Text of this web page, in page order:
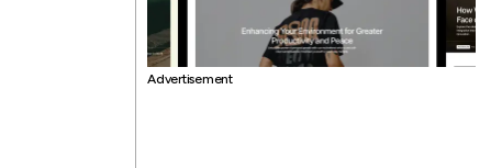
Advertisement